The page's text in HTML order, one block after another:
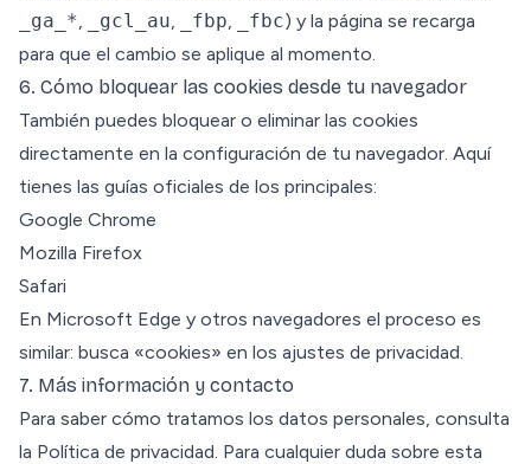
_ga_*, _gcl_au, _fbp, _fbc) y la página se recarga
para que el cambio se aplique al momento.
6. Cómo bloquear las cookies desde tu navegador
También puedes bloquear o eliminar las cookies
directamente en la configuración de tu navegador. Aquí
tienes las guías oficiales de los principales:
Google Chrome
Mozilla Firefox
Safari
En Microsoft Edge y otros navegadores el proceso es
similar: busca «cookies» en los ajustes de privacidad.
7. Más información y contacto
Para saber cómo tratamos los datos personales, consulta
la Política de privacidad. Para cualquier duda sobre esta